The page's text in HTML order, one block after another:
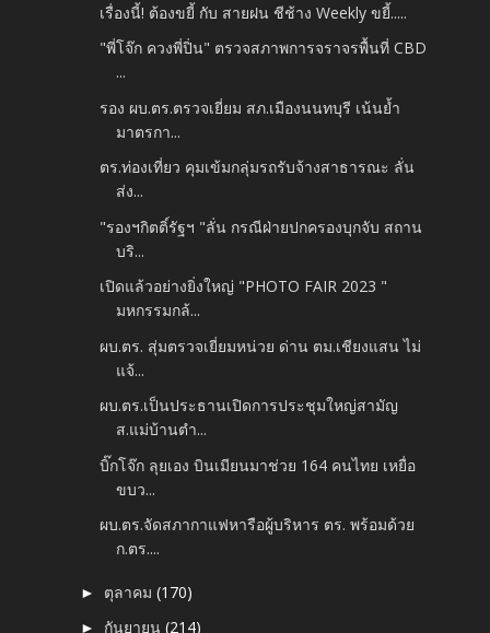
เรื่องนี้! ต้องขยี้ กับ สายฝน ชีช้าง Weekly ขยี้.....
"พี่โจ๊ก ควงพี่ปิ่น" ตรวจสภาพการจราจรพื้นที่ CBD
...
รอง ผบ.ตร.ตรวจเยี่ยม สภ.เมืองนนทบุรี เน้นย้ำ
มาตรกา...
ตร.ท่องเที่ยว คุมเข้มกลุ่มรถรับจ้างสาธารณะ ลั่น
ส่ง...
"รองฯกิตติ์รัฐฯ "ลั่น กรณีฝ่ายปกครองบุกจับ สถาน
บริ...
เปิดแล้วอย่างยิ่งใหญ่ "PHOTO FAIR 2023 "
มหกรรมกล้...
ผบ.ตร. สุ่มตรวจเยี่ยมหน่วย ด่าน ตม.เชียงแสน ไม่
แจ้...
ผบ.ตร.เป็นประธานเปิดการประชุมใหญ่สามัญ
ส.แม่บ้านตำ...
บิ๊กโจ๊ก ลุยเอง บินเมียนมาช่วย 164 คนไทย เหยื่อ
ขบว...
ผบ.ตร.จัดสภากาแฟหารือผู้บริหาร ตร. พร้อมด้วย
ก.ตร....
► ตุลาคม(170)
► กันยายน(214)